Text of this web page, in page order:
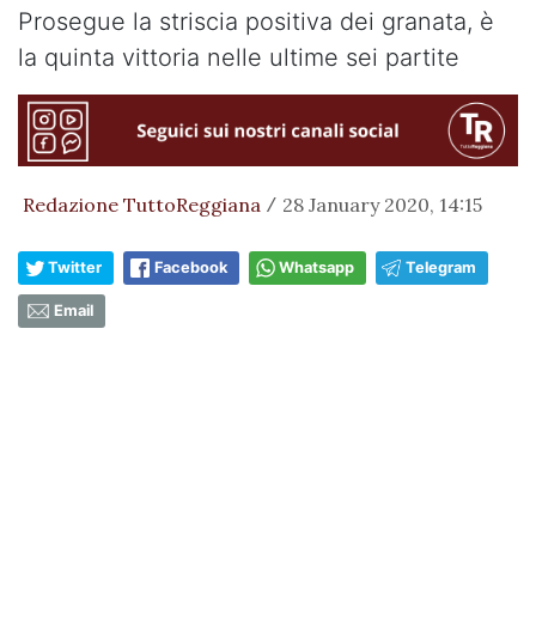
Prosegue la striscia positiva dei granata, è
la quinta vittoria nelle ultime sei partite
Redazione TuttoReggiana / 28 January 2020, 14:15
Twitter Facebook Whatsapp Telegram
Email